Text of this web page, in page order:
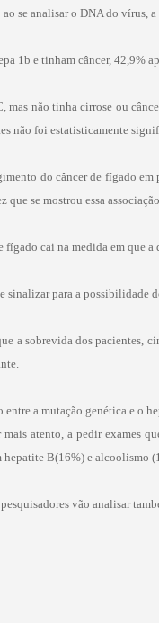
se analisar o DNA do vírus,
1b e tinham câncer, 42,9%
não tinha cirrose ou
não foi estatisticamente
do câncer de fígado
se mostrou essa
fígado cai na medida em
sinalizar para a possibilidade
a sobrevida dos pacientes,
entre a mutação genética e o
atento, a pedir exames
hepatite B(16%) e alcoolismo
vão analisar